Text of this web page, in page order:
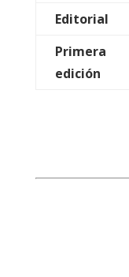
Editorial
Primera
edición